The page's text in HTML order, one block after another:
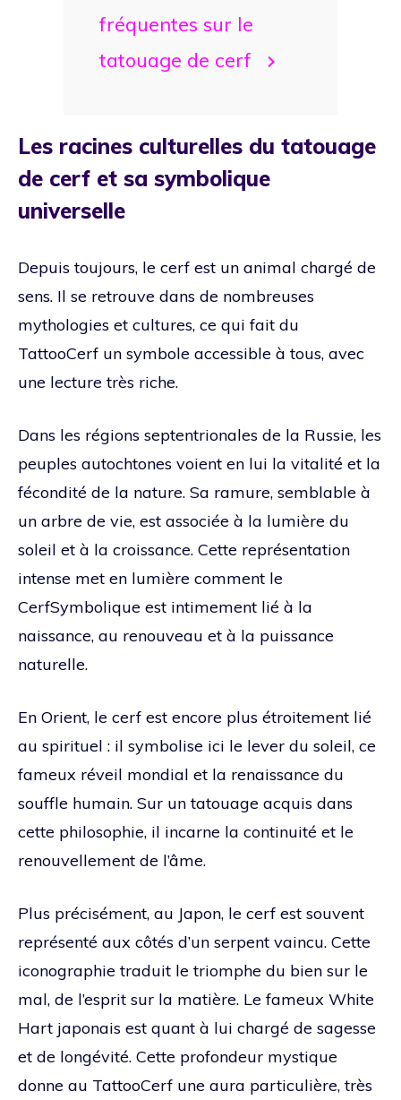
fréquentes sur le
tatouage de cerf
Les racines culturelles du tatouage
de cerf et sa symbolique
universelle
Depuis toujours, le cerf est un animal chargé de
sens. Il se retrouve dans de nombreuses
mythologies et cultures, ce qui fait du
TattooCerf un symbole accessible à tous, avec
une lecture très riche.
Dans les régions septentrionales de la Russie, les
peuples autochtones voient en lui la vitalité et la
fécondité de la nature. Sa ramure, semblable à
un arbre de vie, est associée à la lumière du
soleil et à la croissance. Cette représentation
intense met en lumière comment le
CerfSymbolique est intimement lié à la
naissance, au renouveau et à la puissance
naturelle.
En Orient, le cerf est encore plus étroitement lié
au spirituel : il symbolise ici le lever du soleil, ce
fameux réveil mondial et la renaissance du
souffle humain. Sur un tatouage acquis dans
cette philosophie, il incarne la continuité et le
renouvellement de l’âme.
Plus précisément, au Japon, le cerf est souvent
représenté aux côtés d’un serpent vaincu. Cette
iconographie traduit le triomphe du bien sur le
mal, de l’esprit sur la matière. Le fameux White
Hart japonais est quant à lui chargé de sagesse
et de longévité. Cette profondeur mystique
donne au TattooCerf une aura particulière, très